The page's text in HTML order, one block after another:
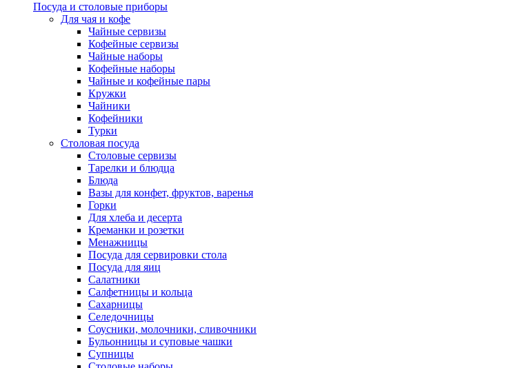
Посуда и столовые приборы
Для чая и кофе
Чайные сервизы
Кофейные сервизы
Чайные наборы
Кофейные наборы
Чайные и кофейные пары
Кружки
Чайники
Кофейники
Турки
Столовая посуда
Столовые сервизы
Тарелки и блюдца
Блюда
Вазы для конфет, фруктов, варенья
Горки
Для хлеба и десерта
Креманки и розетки
Менажницы
Посуда для сервировки стола
Посуда для яиц
Салатники
Салфетницы и кольца
Сахарницы
Селедочницы
Соусники, молочники, сливочники
Бульонницы и суповые чашки
Супницы